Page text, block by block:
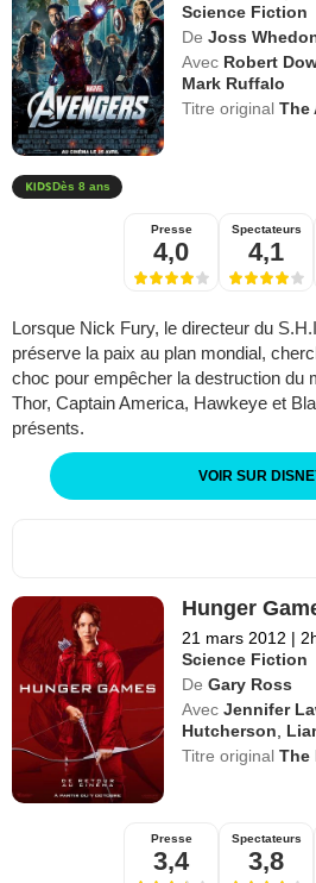
Science Fiction
De Joss
Avec Robert
Mark Ruffalo
Titre originalThe
Dès 8 ans
Presse
4,0
Spectateurs
4,1
Lorsque Nick Fury, le directeur du
préserve la paix au plan mondial,
choc pour empêcher la destruction du
Thor, Captain America, Hawkeye et
présents.
VOIR SUR
Hunger
21 mars 2012 |
Science Fiction
De Gary Ross
Avec Jennifer
Hutcherson
Titre originalThe
Presse
3,4
Spectateurs
3,8